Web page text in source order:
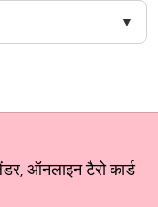
ऑनलाइन टैरो कार्ड